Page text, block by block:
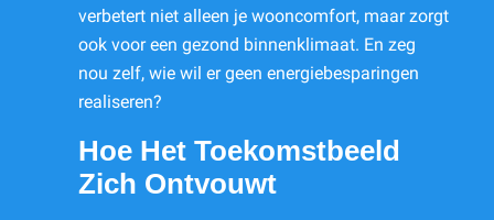
verbetert niet alleen je wooncomfort, maar zorgt
ook voor een gezond binnenklimaat. En zeg
nou zelf, wie wil er geen energiebesparingen
realiseren?
Hoe Het Toekomstbeeld
Zich Ontvouwt